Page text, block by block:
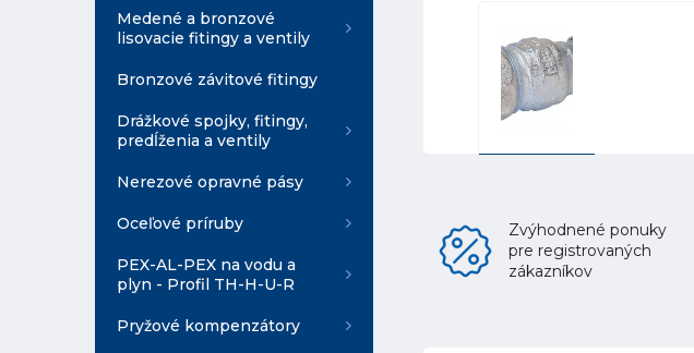
Medené a bronzové
lisovacie fitingy a ventily
Bronzové závitové fitingy
Drážkové spojky, fitingy,
predĺženia a ventily
Nerezové opravné pásy
Oceľové príruby
PEX-AL-PEX na vodu a
plyn - Profil TH-H-U-R
Pryžové kompenzátory
Zvýhodnené ponuky
pre registrovaných
zákazníkov